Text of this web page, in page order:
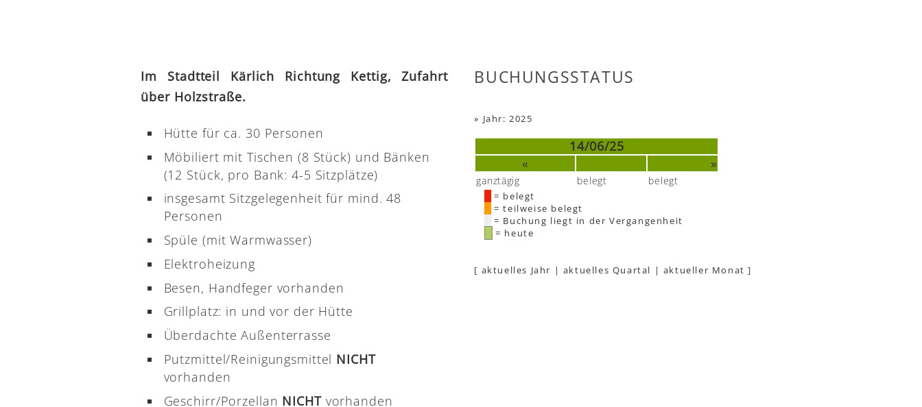
Im Stadtteil Kärlich Richtung Kettig, Zufahrt
über Holzstraße.
Hütte für ca. 30 Personen
Möbiliert mit Tischen (8 Stück) und Bänken
(12 Stück, pro Bank: 4-5 Sitzplätze)
insgesamt Sitzgelegenheit für mind. 48
Personen
Spüle (mit Warmwasser)
Elektroheizung
Besen, Handfeger vorhanden
Grillplatz: in und vor der Hütte
Überdachte Außenterrasse
Putzmittel/Reinigungsmittel NICHT
vorhanden
Geschirr/Porzellan NICHT vorhanden
BUCHUNGSSTATUS
» Jahr: 2025
14/06/25
«
»
ganztägig belegt belegt
= belegt
= teilweise belegt
= Buchung liegt in der Vergangenheit
= heute
[ aktuelles Jahr | aktuelles Quartal | aktueller Monat ]